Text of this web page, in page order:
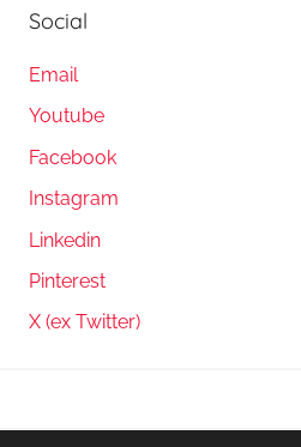
Social
Email
Youtube
Facebook
Instagram
Linkedin
Pinterest
X (ex Twitter)